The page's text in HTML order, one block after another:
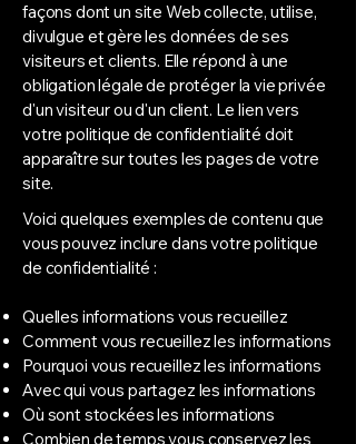
façons dont un site Web collecte, utilise,
divulgue et gère les données de ses
visiteurs et clients. Elle répond à une
obligation légale de protéger la vie privée
d'un visiteur ou d'un client. Le lien vers
votre politique de confidentialité doit
apparaître sur toutes les pages de votre
site.
Voici quelques exemples de contenu que
vous pouvez inclure dans votre politique
de confidentialité :
Quelles informations vous recueillez
Comment vous recueillez les informations
Pourquoi vous recueillez les informations
Avec qui vous partagez les informations
Où sont stockées les informations
Combien de temps vous conservez les